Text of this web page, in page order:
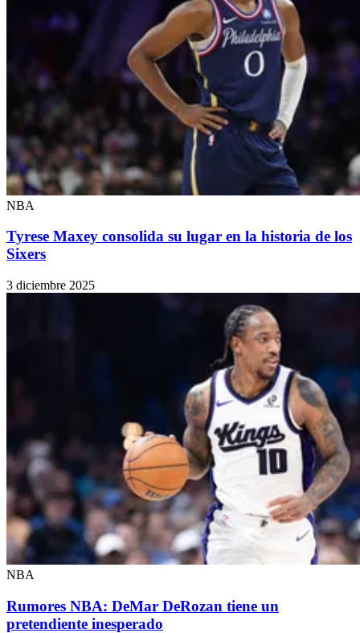
NBA
Tyrese Maxey consolida su lugar en la historia de los
Sixers
3 diciembre 2025
NBA
Rumores NBA: DeMar DeRozan tiene un
pretendiente inesperado